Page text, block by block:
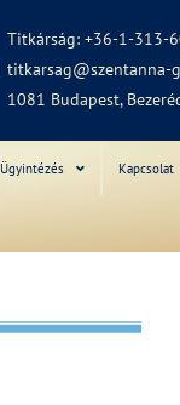
Titkárság: +36-1-313-
titkarsag@szentanna-
1081 Budapest,
Ügyintézés Kapcsolat